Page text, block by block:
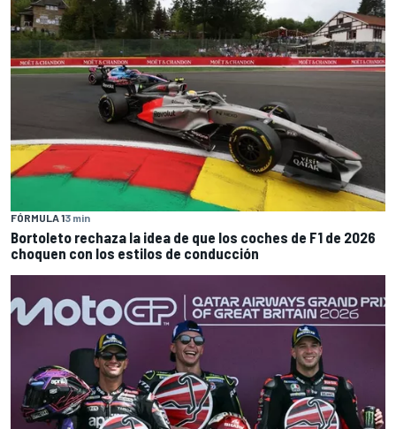
FÓRMULA 13 min
Bortoleto rechaza la idea de que los coches de F1 de 2026
choquen con los estilos de conducción